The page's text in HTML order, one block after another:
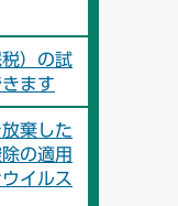
）の試
ます
棄した
の適用
イルス